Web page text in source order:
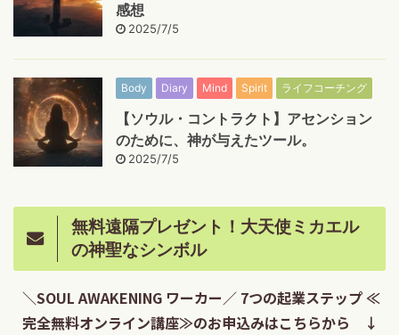
感想
2025/7/5
Body Diary Mind Spirit ライフコーチング
【ソウル・コントラクト】アセンション
のために、神が与えたツール。
2025/7/5
無料遠隔プレゼント！大天使ミカエル
の神聖なシンボル
＼SOUL AWAKENING ワーカー／ 7つの起業ステップ ≪
完全無料オンライン講座≫のお申込みはこちらから ↓